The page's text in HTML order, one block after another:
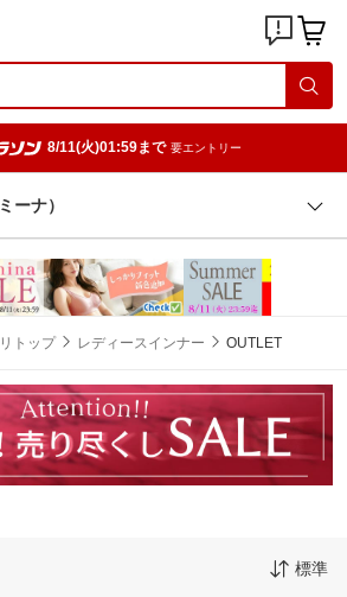
8/11(火)01:59まで 要エントリー
ーナ）
トップ レディースインナー OUTLET
標準